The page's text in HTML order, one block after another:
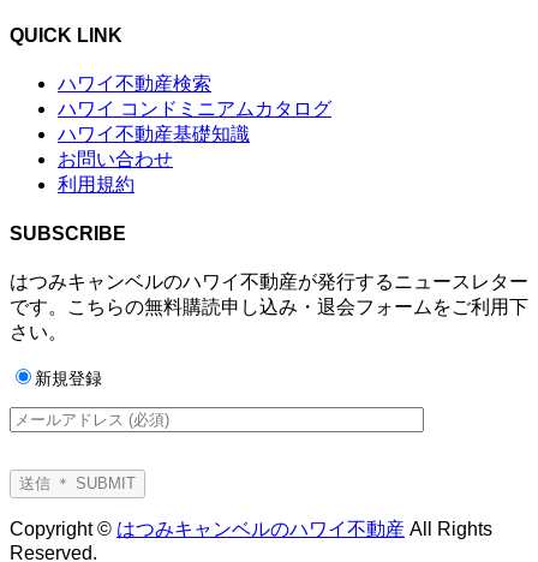
QUICK LINK
ハワイ不動産検索
ハワイ コンドミニアムカタログ
ハワイ不動産基礎知識
お問い合わせ
利用規約
SUBSCRIBE
はつみキャンベルのハワイ不動産が発行するニュースレター
です。こちらの無料購読申し込み・退会フォームをご利用下
さい。
新規登録
Copyright © はつみキャンベルのハワイ不動産 All Rights
Reserved.